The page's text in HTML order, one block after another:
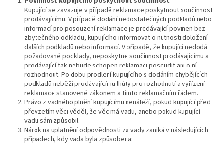
Kupující se zavazuje v případě reklamace poskytnout součinnost
prodávajícímu. V případě dodání nedostatečných podkladů nebo
informací pro posouzení reklamace je prodávající povinen bez
zbytečného odkladu, kupujícího informovat o nutnosti doložení
dalších podkladů nebo informací. V případě, že kupující nedodá
požadované podklady, neposkytne součinnost prodávajícímu a
prodávající tak nebude schopen reklamaci posoudit ani o ní
rozhodnout. Po dobu prodlení kupujícího s dodáním chybějících
podkladů neběží prodávajícímu lhůty pro rozhodnutí a vyřízení
reklamace stanovené zákonem a tímto reklamačním řádem.
Právo z vadného plnění kupujícímu nenáleží, pokud kupující před
převzetím věci věděl, že věc má vadu, anebo pokud kupující
vadu sám způsobil.
Nárok na uplatnění odpovědnosti za vady zaniká v následujících
případech, kdy vada byla způsobena: